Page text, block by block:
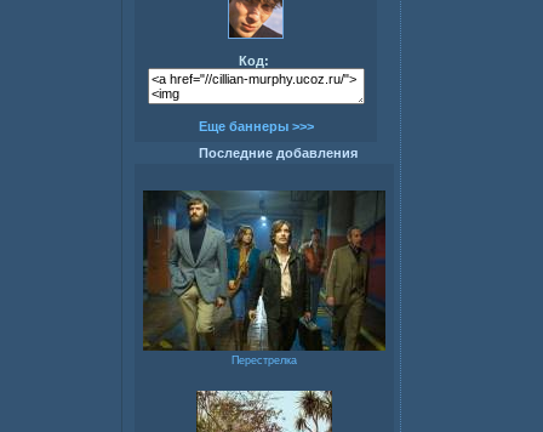
Код:
Еще баннеры >>>
Последние добавления
Перестрелка